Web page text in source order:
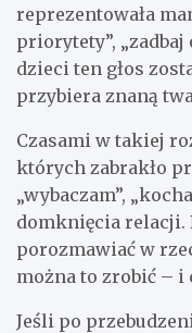
reprezentowała
priorytety”, „zadbaj
dzieci ten głos
przybiera znaną
Czasami w takiej
których zabrakło
„wybaczam”,
domknięcia relacji.
porozmawiać w
można to zrobić – i
Jeśli po